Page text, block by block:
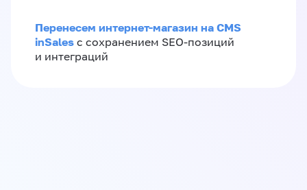
Перенесем интернет-магазин на CMS
inSales с сохранением SEO-позиций
и интеграций